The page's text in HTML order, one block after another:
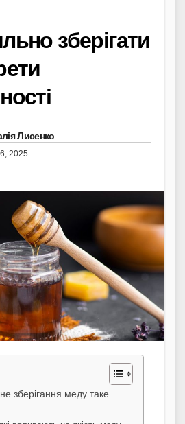
зберігати
Лисенко
2025
зберігання меду таке